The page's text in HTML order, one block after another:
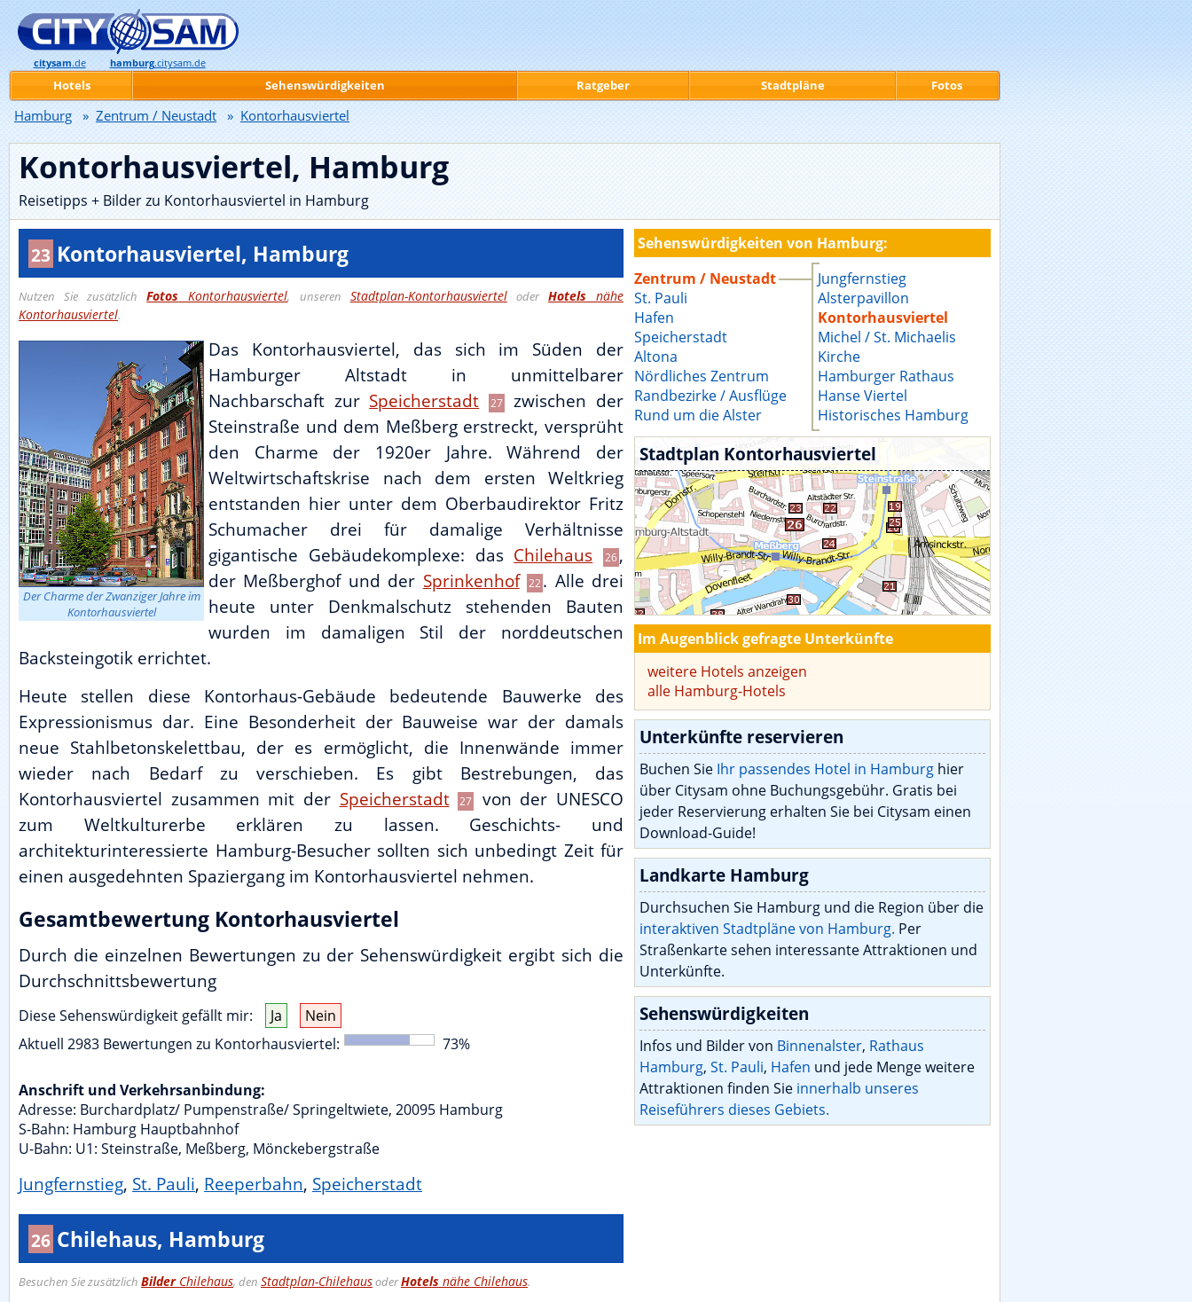
Kontorhausviertel, Hamburg
Reisetipps + Bilder zu Kontorhausviertel in Hamburg
23 Kontorhausviertel, Hamburg
Nutzen Sie zusätzlichFotos Kontorhausviertel, unseren Stadtplan-Kontorhausvierteloder Hotelsnähe
Kontorhausviertel.
Der Charme der Zwanziger Jahre im
Kontorhausviertel
Das Kontorhausviertel, das sich im Süden der
Hamburger Altstadt in unmittelbarer
Nachbarschaft zur Speicherstadt 27zwischen der
Steinstraße und dem Meßberg erstreckt, versprüht
den Charme der 1920er Jahre. Während der
Weltwirtschaftskrise nach dem ersten Weltkrieg
entstanden hier unter dem Oberbaudirektor Fritz
Schumacher drei für damalige Verhältnisse
gigantische Gebäudekomplexe: das Chilehaus 26,
der Meßberghof und der Sprinkenhof 22 . Alle drei
heute unter Denkmalschutz stehenden Bauten
wurden im damaligen Stil der norddeutschen
Backsteingotik errichtet.
Heute stellen diese Kontorhaus-Gebäude bedeutende Bauwerke des
Expressionismus dar. Eine Besonderheit der Bauweise war der damals
neue Stahlbetonskelettbau, der es ermöglicht, die Innenwände immer
wieder nach Bedarf zu verschieben. Es gibt Bestrebungen, das
Kontorhausviertel zusammen mit der Speicherstadt 27
von der UNESCO
zum Weltkulturerbe erklären zu lassen. Geschichts- und
architekturinteressierte Hamburg-Besucher sollten sich unbedingt Zeit für
einen ausgedehnten Spaziergang im Kontorhausviertel nehmen.
Gesamtbewertung Kontorhausviertel
Durch die einzelnen Bewertungen zu der Sehenswürdigkeit ergibt sich die
Durchschnittsbewertung
Diese Sehenswürdigkeit gefällt mir: Ja
Nein
Aktuell 2983 Bewertungen zu Kontorhausviertel: 73%
Anschrift und Verkehrsanbindung:
Adresse: Burchardplatz/ Pumpenstraße/ Springeltwiete, 20095 Hamburg
S-Bahn: Hamburg Hauptbahnhof
U-Bahn: U1: Steinstraße, Meßberg, Mönckebergstraße
Jungfernstieg, St. Pauli, Reeperbahn, Speicherstadt
26 Chilehaus, Hamburg
Besuchen Sie zusätzlich BilderChilehaus, den Stadtplan-ChilehausoderHotels nähe Chilehaus.
Sehenswürdigkeiten von Hamburg:
Zentrum / Neustadt
St. Pauli
Hafen
Speicherstadt
Altona
Nördliches Zentrum
Randbezirke / Ausflüge
Rund um die Alster
Jungfernstieg
Alsterpavillon
Kontorhausviertel
Michel / St. Michaelis
Kirche
Hamburger Rathaus
Hanse Viertel
Historisches Hamburg
Stadtplan Kontorhausviertel
Im Augenblick gefragte Unterkünfte
weitere Hotels anzeigen
alle Hamburg-Hotels
Unterkünfte reservieren
Buchen Sie Ihr passendes Hotel in Hamburg hier
über Citysam ohne Buchungsgebühr. Gratis bei
jeder Reservierung erhalten Sie bei Citysam einen
Download-Guide!
Landkarte Hamburg
Durchsuchen Sie Hamburg und die Region über die
interaktiven Stadtpläne von Hamburg. Per
Straßenkarte sehen interessante Attraktionen und
Unterkünfte.
Sehenswürdigkeiten
Infos und Bilder von Binnenalster, Rathaus
Hamburg, St. Pauli, Hafen und jede Menge weitere
Attraktionen finden Sie innerhalb unseres
Reiseführers dieses Gebiets.
citysam.de hamburg.citysam.de
Hotels Sehenswürdigkeiten Ratgeber Stadtpläne Fotos
Hamburg » Zentrum / Neustadt » Kontorhausviertel